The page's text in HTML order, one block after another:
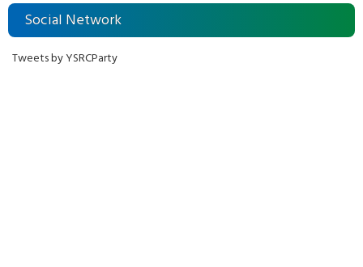
Social Network
Tweets by YSRCParty